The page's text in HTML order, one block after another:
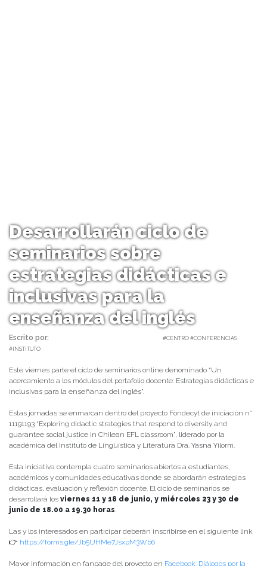
Desarrollarán ciclo de
seminarios sobre
estrategias didácticas e
inclusivas para la
enseñanza del inglés
Escrito por:
#CENTRO #CONFERENCIAS
#INSTITUTO
Este viernes parte el ciclo de seminarios online denominado “Un
acercamiento a los módulos del portafolio docente: Estrategias didácticas e
inclusivas para la enseñanza del inglés”.
Estas jornadas se enmarcan dentro del proyecto Fondecyt de iniciación n°
11191193 “Exploring didactic strategies that respond to diversity and
guarantee social justice in Chilean EFL classroom”, liderado por la
académica del Instituto de Lingüística y Literatura Dra. Yasna Yilorm.
Esta iniciativa contempla cuatro seminarios abiertos a estudiantes,
académicos y comunidades educativas donde se abordarán estrategias
didácticas, evaluación y reflexión docente. El ciclo de seminarios se
desarrollará los viernes 11 y 18 de junio, y miércoles 23 y 30 de
junio de 18.00 a 19.30 horas
Las y los interesados en participar deberán inscribirse en el siguiente link
👉 https://forms.gle/Jb5UHMe7JsxpM3Wb6
Mayor información en fanpage del proyecto en Facebook: Diálogos por la